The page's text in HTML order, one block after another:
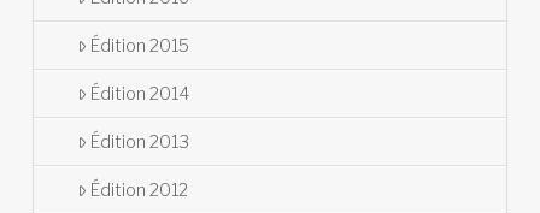
Édition 2015
Édition 2014
Édition 2013
Édition 2012